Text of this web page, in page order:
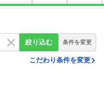
絞り込む 条件を変更
こだわり条件を変更